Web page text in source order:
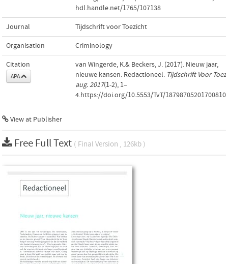
hdl.handle.net/1765/107138
Journal Tijdschrift voor Toezicht
Organisation Criminology
Citation
APA
van Wingerde, K.& Beckers, J. (2017). Nieuw jaar,
nieuwe kansen. Redactioneel. Tijdschrift Voor
aug. 2017(1-2), 1–
4.https://doi.org/10.5553/TvT/
View at Publisher
Free Full Text ( Final Version , 126kb )